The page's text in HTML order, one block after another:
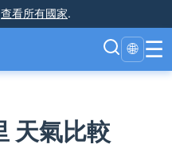
查看所有國家.
🌐 ☰
天氣比較